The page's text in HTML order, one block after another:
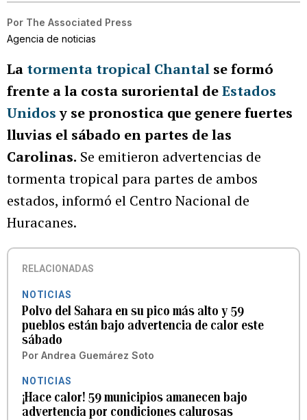
Por The Associated Press
Agencia de noticias
La tormenta tropical Chantal se formó
frente a la costa suroriental deEstados
Unidosy se pronostica que genere fuertes
lluvias el sábado en partes de las
Carolinas. Se emitieron advertencias de
tormenta tropical para partes de ambos
estados, informó el Centro Nacional de
Huracanes.
RELACIONADAS
NOTICIAS
Polvo del Sahara en su pico más alto y 59
pueblos están bajo advertencia de calor este
sábado
Por Andrea Guemárez Soto
NOTICIAS
¡Hace calor! 59 municipios amanecen bajo
advertencia por condiciones calurosas